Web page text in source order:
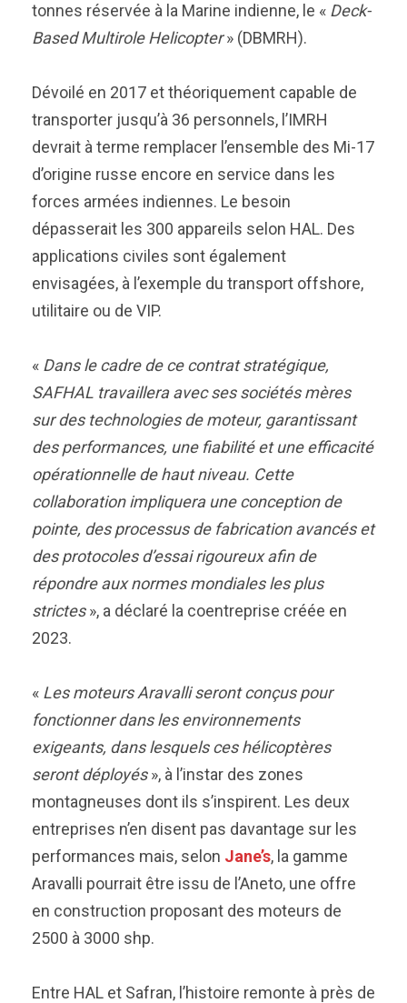
tonnes réservée à la Marine indienne, le « Deck-
Based Multirole Helicopter» (DBMRH).
Dévoilé en 2017 et théoriquement capable de
transporter jusqu’à 36 personnels, l’IMRH
devrait à terme remplacer l’ensemble des Mi-17
d’origine russe encore en service dans les
forces armées indiennes. Le besoin
dépasserait les 300 appareils selon HAL. Des
applications civiles sont également
envisagées, à l’exemple du transport offshore,
utilitaire ou de VIP.
« Dans le cadre de ce contrat stratégique,
SAFHAL travaillera avec ses sociétés mères
sur des technologies de moteur, garantissant
des performances, une fiabilité et une efficacité
opérationnelle de haut niveau. Cette
collaboration impliquera une conception de
pointe, des processus de fabrication avancés et
des protocoles d’essai rigoureux afin de
répondre aux normes mondiales les plus
strictes», a déclaré la coentreprise créée en
2023.
« Les moteurs Aravalli seront conçus pour
fonctionner dans les environnements
exigeants, dans lesquels ces hélicoptères
seront déployés», à l’instar des zones
montagneuses dont ils s’inspirent. Les deux
entreprises n’en disent pas davantage sur les
performances mais, selon Jane’s, la gamme
Aravalli pourrait être issu de l’Aneto, une offre
en construction proposant des moteurs de
2500 à 3000 shp.
Entre HAL et Safran, l’histoire remonte à près de